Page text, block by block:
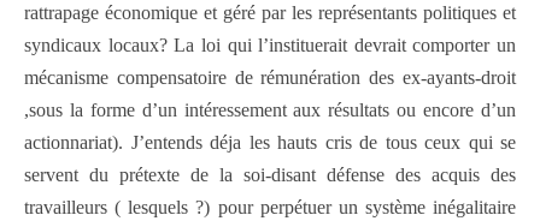
rattrapage économique et géré par les représentants politiques et
syndicaux locaux? La loi qui l’instituerait devrait comporter un
mécanisme compensatoire de rémunération des ex-ayants-droit
,sous la forme d’un intéressement aux résultats ou encore d’un
actionnariat). J’entends déja les hauts cris de tous ceux qui se
servent du prétexte de la soi-disant défense des acquis des
travailleurs ( lesquels ?) pour perpétuer un système inégalitaire